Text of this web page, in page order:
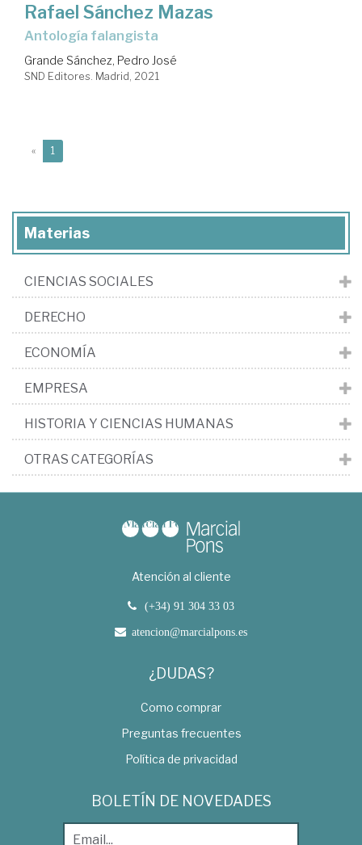
Rafael Sánchez Mazas
Antología falangista
Grande Sánchez, Pedro José
SND Editores. Madrid, 2021
« 1
Materias
CIENCIAS SOCIALES
DERECHO
ECONOMÍA
EMPRESA
HISTORIA Y CIENCIAS HUMANAS
OTRAS CATEGORÍAS
Atención al cliente
(+34) 91 304 33 03
atencion@marcialpons.es
¿DUDAS?
Como comprar
Preguntas frecuentes
Política de privacidad
BOLETÍN DE NOVEDADES